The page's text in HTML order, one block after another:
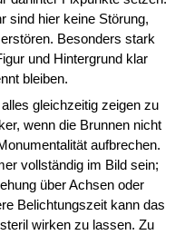
sind hier keine Störung,
Besonders stark
und Hintergrund klar
bleiben.
gleichzeitig zeigen zu
wenn die Brunnen nicht
aufbrechen.
vollständig im Bild sein;
über Achsen oder
Belichtungszeit kann das
wirken zu lassen. Zu